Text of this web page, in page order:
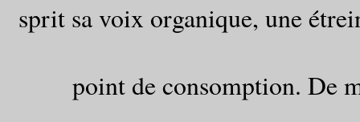
sprit sa voix organique, une
point de consomption. De